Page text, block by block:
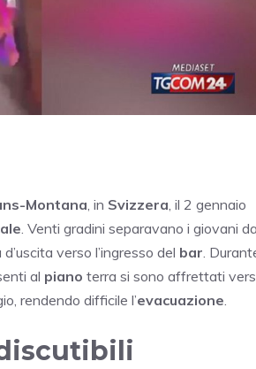
Montana, in Svizzera, il 2 gennaio
. Venti gradini separavano i giovani
verso l’ingresso del bar.
al piano terra si sono affrettati
rendendo difficile l’evacuazione.